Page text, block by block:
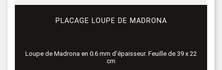
PLACAGE LOUPE DE MADRONA
Loupe de Madrona en 0.6 mm d'épaisseur. Feuille de 39 x 22
cm